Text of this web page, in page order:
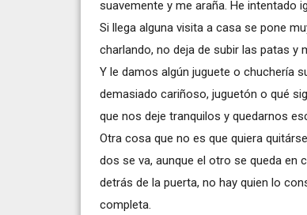
suavemente y me araña. He intentado
Si llega alguna visita a casa se pone
charlando, no deja de subir las patas y
Y le damos algún juguete o chuchería
demasiado cariñoso, juguetón o qué
que nos deje tranquilos y quedarnos
Otra cosa que no es que quiera
dos se va, aunque el otro se queda en
detrás de la puerta, no hay quien lo
completa.